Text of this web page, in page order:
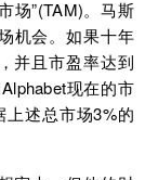
场”(TAM)。马斯
机会。如果十年
并且市盈率达到
现在的市
述总市场3%的